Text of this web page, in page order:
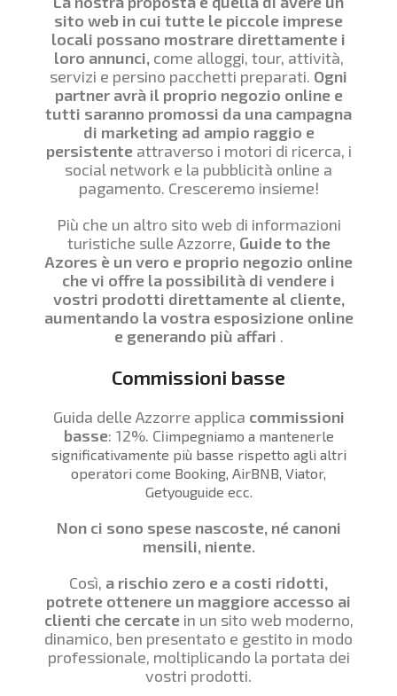
sito web in cui tutte le piccole imprese
locali possano mostrare direttamente i
loro annunci,come alloggi, tour, attività,
servizi e persino pacchetti preparati. Ogni
partner avrà il proprio negozio online e
tutti saranno promossi da una campagna
di marketing ad ampio raggio e
persistenteattraverso i motori di ricerca, i
social network e la pubblicità online a
pagamento. Cresceremo insieme!
Più che un altro sito web di informazioni
turistiche sulle Azzorre, Guide to the
Azores è un vero e proprio negozio online
che vi offre la possibilità di vendere i
vostri prodotti direttamente al cliente,
aumentando la vostra esposizione online
e generando più affari .
Commissioni basse
Guida delle Azzorre applica commissioni
basse: 12%. Ciimpegniamo a mantenerle
significativamente più basse rispetto agli altri
operatori come Booking, AirBNB, Viator,
Getyouguide ecc.
Non ci sono spese nascoste, né canoni
mensili, niente.
Così, a rischio zero e a costi ridotti,
potrete ottenere un maggiore accesso ai
clienti che cercatein un sito web moderno,
dinamico, ben presentato e gestito in modo
professionale, moltiplicando la portata dei
vostri prodotti.